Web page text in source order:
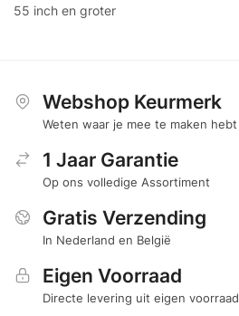
55 inch en groter
Webshop Keurmerk
Weten waar je mee te maken hebt
1 Jaar Garantie
Op ons volledige Assortiment
Gratis Verzending
In Nederland en België
Eigen Voorraad
Directe levering uit eigen voorraad